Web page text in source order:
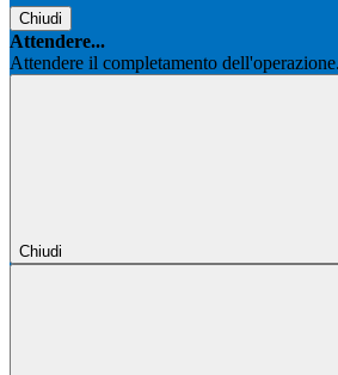
Chiudi
Attendere...
Attendere il completamento
Chiudi